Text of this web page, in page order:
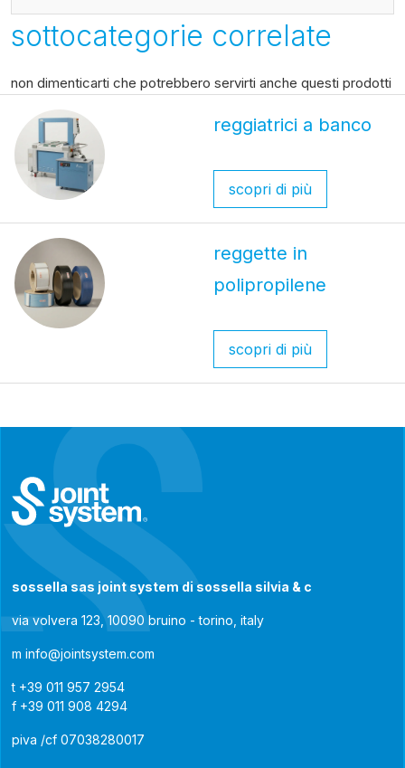
sottocategorie correlate
non dimenticarti che potrebbero servirti anche questi prodotti
reggiatrici a banco
scopri di più
reggette in
polipropilene
scopri di più
sossella sas joint system di sossella silvia & c
via volvera 123, 10090 bruino - torino, italy
m info@jointsystem.com
t +39 011 957 2954
f +39 011 908 4294
piva /cf 07038280017